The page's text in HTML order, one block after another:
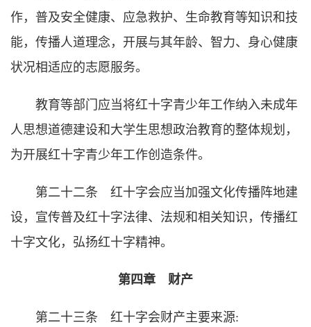
作，普及安全健康、应急救护、生命教育等知识和技
能，传播人道理念，开展与其年龄、智力、身心健康
状况相适应的志愿服务。
教育等部门应当将红十字青少年工作纳入未成年
人思想道德建设和大学生思想政治教育的整体规划，
为开展红十字青少年工作创造条件。
第二十二条 红十字会应当加强文化传播阵地建
设，宣传普及红十字法律、法规和相关知识，传播红
十字文化，弘扬红十字精神。
第四章 财产
第二十三条 红十字会财产主要来源: